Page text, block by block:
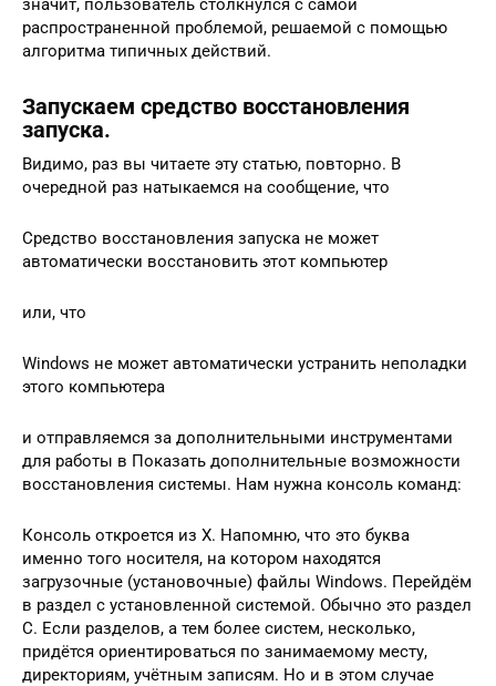
распространенной проблемой, решаемой с помощью
алгоритма типичных действий.
Запускаем средство восстановления
запуска.
Видимо, раз вы читаете эту статью, повторно. В
очередной раз натыкаемся на сообщение, что
Средство восстановления запуска не может
автоматически восстановить этот компьютер
или, что
Windows не может автоматически устранить неполадки
этого компьютера
и отправляемся за дополнительными инструментами
для работы в Показать дополнительные возможности
восстановления системы. Нам нужна консоль команд:
Консоль откроется из Х. Напомню, что это буква
именно того носителя, на котором находятся
загрузочные (установочные) файлы Windows. Перейдём
в раздел с установленной системой. Обычно это раздел
С. Если разделов, а тем более систем, несколько,
придётся ориентироваться по занимаемому месту,
директориям, учётным записям. Но и в этом случае